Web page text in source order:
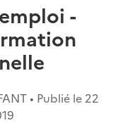
-
• Publié le 22